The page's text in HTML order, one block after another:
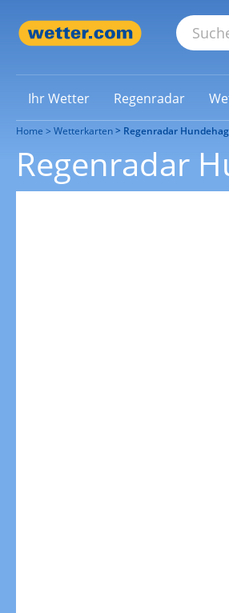
Ihr Wetter Regenradar
Home Wetterkarten Regenradar
Regenradar